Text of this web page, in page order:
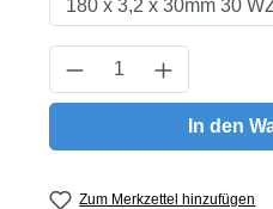
Produkt Anzahl:
In den
Zum Merkzettel hinzufügen